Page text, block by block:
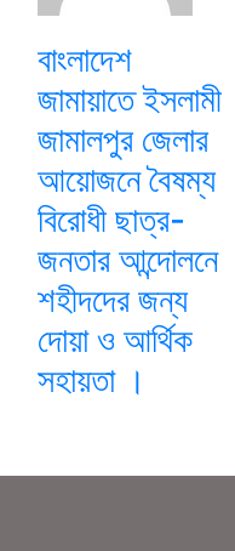
বাংলাদেশ
জামায়াতে ইসলামী
জামালপুর জেলার
আয়োজনে বৈষম্য
বিরোধী ছাত্র-
জনতার আন্দোলনে
শহীদদের জন্য
দোয়া ও আর্থিক
সহায়তা ।